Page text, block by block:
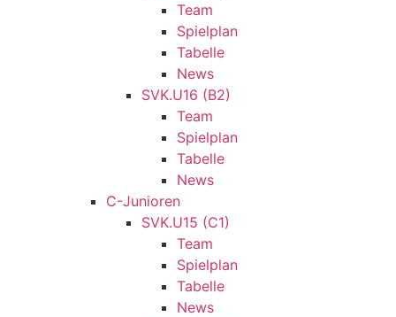
Team
Spielplan
Tabelle
News
SVK.U16 (B2)
Team
Spielplan
Tabelle
News
C-Junioren
SVK.U15 (C1)
Team
Spielplan
Tabelle
News